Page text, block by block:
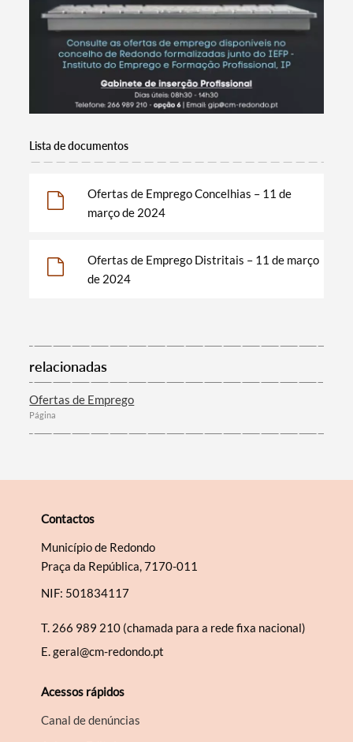
Termo de Pesquisa
Categorias gerais
Filtros
Lista de documentos
Ofertas de Emprego Concelhias – 11 de
março de 2024
Ofertas de Emprego Distritais – 11 de março
de 2024
relacionadas
Ofertas de Emprego
Página
Contactos
Município de Redondo
Praça da República, 7170-011
NIF: 501834117
T. 266 989 210 (chamada para a rede fixa nacional)
E.geral@cm-redondo.pt
Acessos rápidos
Canal de denúncias